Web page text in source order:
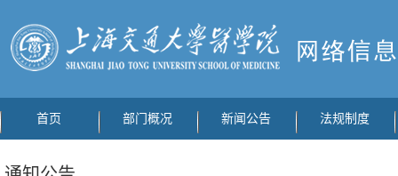
首页 部门概况 新闻公告 法规制度